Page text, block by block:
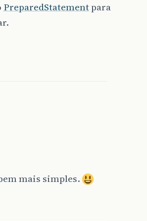
PreparedStatementpara
mais simples.